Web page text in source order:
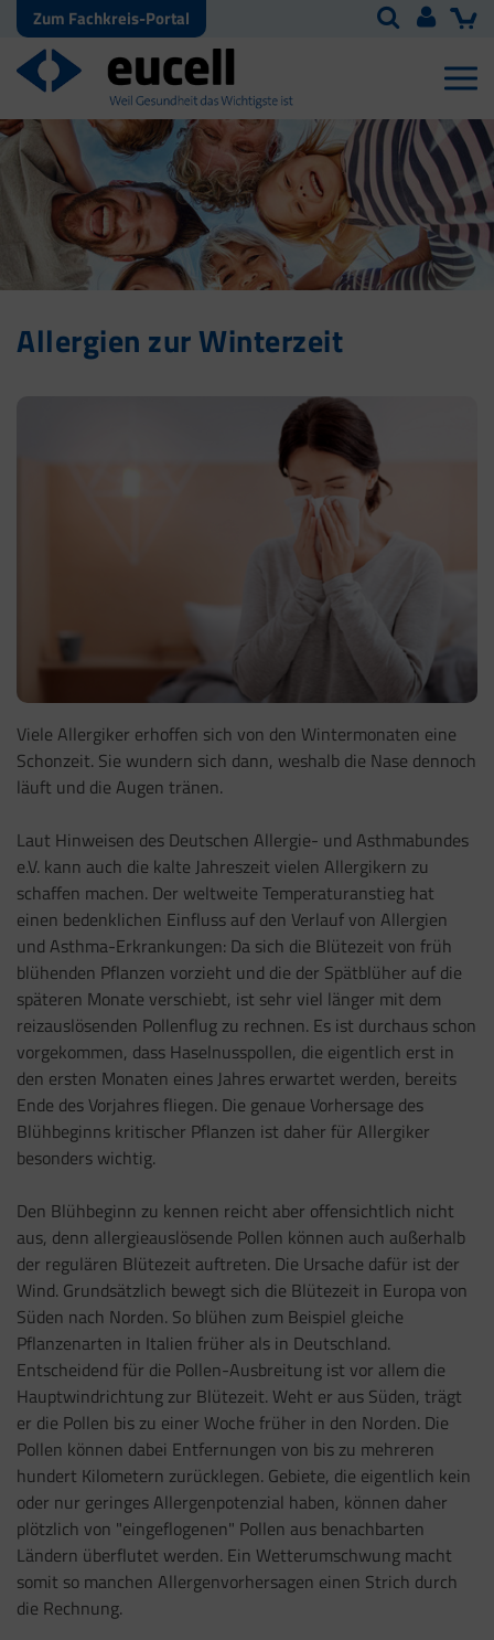
Zum Fachkreis-Portal
Allergien zur Winterzeit
Viele Allergiker erhoffen sich von den Wintermonaten eine
Schonzeit. Sie wundern sich dann, weshalb die Nase dennoch
läuft und die Augen tränen.
Laut Hinweisen des Deutschen Allergie- und Asthmabundes
e.V. kann auch die kalte Jahreszeit vielen Allergikern zu
schaffen machen. Der weltweite Temperaturanstieg hat
einen bedenklichen Einfluss auf den Verlauf von Allergien
und Asthma-Erkrankungen: Da sich die Blütezeit von früh
blühenden Pflanzen vorzieht und die der Spätblüher auf die
späteren Monate verschiebt, ist sehr viel länger mit dem
reizauslösenden Pollenflug zu rechnen. Es ist durchaus schon
vorgekommen, dass Haselnusspollen, die eigentlich erst in
den ersten Monaten eines Jahres erwartet werden, bereits
Ende des Vorjahres fliegen. Die genaue Vorhersage des
Blühbeginns kritischer Pflanzen ist daher für Allergiker
besonders wichtig.
Den Blühbeginn zu kennen reicht aber offensichtlich nicht
aus, denn allergieauslösende Pollen können auch außerhalb
der regulären Blütezeit auftreten. Die Ursache dafür ist der
Wind. Grundsätzlich bewegt sich die Blütezeit in Europa von
Süden nach Norden. So blühen zum Beispiel gleiche
Pflanzenarten in Italien früher als in Deutschland.
Entscheidend für die Pollen-Ausbreitung ist vor allem die
Hauptwindrichtung zur Blütezeit. Weht er aus Süden, trägt
er die Pollen bis zu einer Woche früher in den Norden. Die
Pollen können dabei Entfernungen von bis zu mehreren
hundert Kilometern zurücklegen. Gebiete, die eigentlich kein
oder nur geringes Allergenpotenzial haben, können daher
plötzlich von "eingeflogenen" Pollen aus benachbarten
Ländern überflutet werden. Ein Wetterumschwung macht
somit so manchen Allergenvorhersagen einen Strich durch
die Rechnung.